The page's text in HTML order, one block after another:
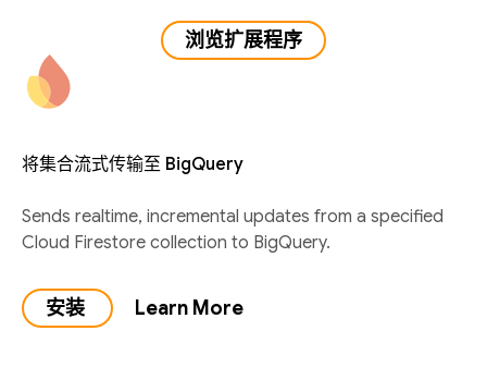
浏览扩展程序
将集合流式传输至 BigQuery
Sends realtime, incremental updates from a specified
Cloud Firestore collection to BigQuery.
安装 Learn More